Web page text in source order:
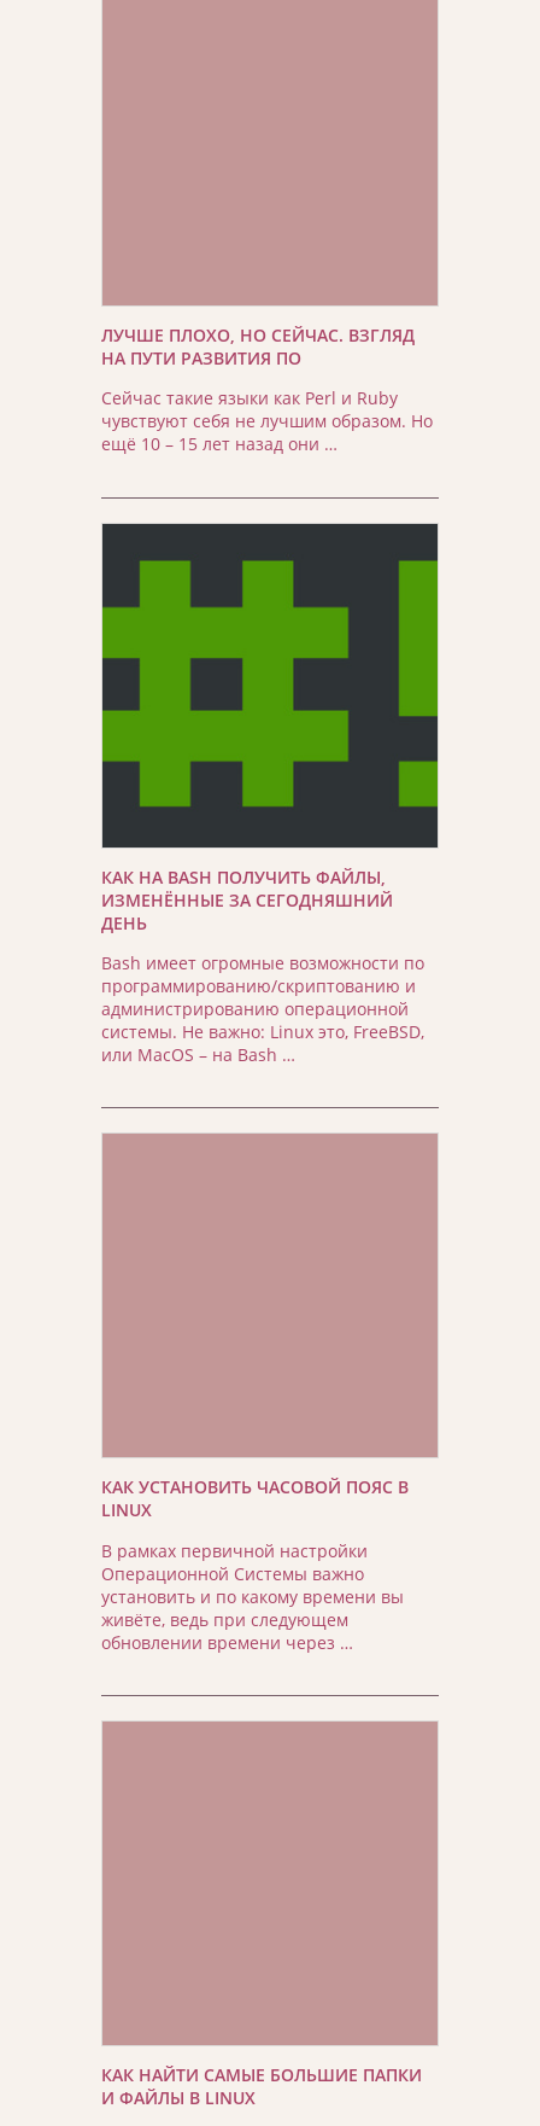
ЛУЧШЕ ПЛОХО, НО СЕЙЧАС. ВЗГЛЯД
НА ПУТИ РАЗВИТИЯ ПО
Сейчас такие языки как Perl и Ruby
чувствуют себя не лучшим образом. Но
ещё 10 – 15 лет назад они …
КАК НА BASH ПОЛУЧИТЬ ФАЙЛЫ,
ИЗМЕНЁННЫЕ ЗА СЕГОДНЯШНИЙ
ДЕНЬ
Bash имеет огромные возможности по
программированию/скриптованию и
администрированию операционной
системы. Не важно: Linux это, FreeBSD,
или MacOS – на Bash …
КАК УСТАНОВИТЬ ЧАСОВОЙ ПОЯС В
LINUX
В рамках первичной настройки
Операционной Системы важно
установить и по какому времени вы
живёте, ведь при следующем
обновлении времени через …
КАК НАЙТИ САМЫЕ БОЛЬШИЕ ПАПКИ
И ФАЙЛЫ В LINUX